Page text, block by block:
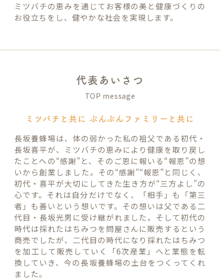
ミツバチの恵みを通じてお客様の美と健康づくりの
お役立ちをし、健やかな社会を実現します。
代表あいさつ
TOP message
ミツバチと共に ぶんぶんファミリーと共に
長坂養蜂場は、体の弱かった私の祖父である初代・
長坂喜平が、ミツバチの恵みにより健康を取り戻し
たことへの“感謝”と、そのご恩に報いる“報恩”の想
いから創業しました。その“感謝”“報恩”と同じく、
初代・喜平が大切にしてきた生き方が“三方よし”の
心です。それは自分だけでなく、「相手」も「第三
者」も善いという想いです。その想いは父である二
代目・長坂光男に受け継がれました。そして初代の
時代は採れたはちみつを問屋さんに販売するという
商売でしたが、二代目の時代になり採れたはちみつ
を加工して販売していく「6次産業」へと業態を転
換していき、今の長坂養蜂場の土台をつくってくれ
ました。